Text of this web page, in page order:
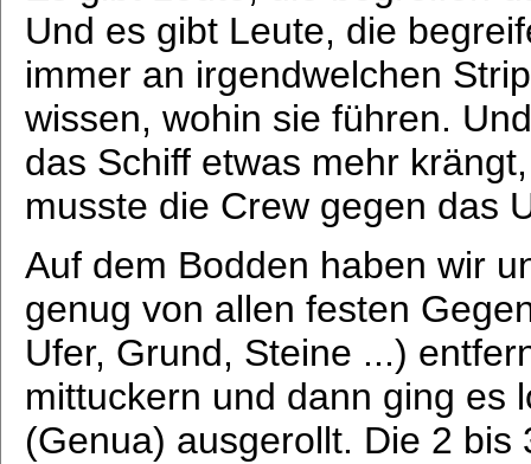
Und es gibt Leute, die
immer an irgendwelchen
wissen, wohin sie führen.
das Schiff etwas mehr
musste die Crew gegen das
Auf dem Bodden haben wir
genug von allen festen
Ufer, Grund, Steine ...)
mittuckern und dann ging es
(Genua) ausgerollt. Die 2